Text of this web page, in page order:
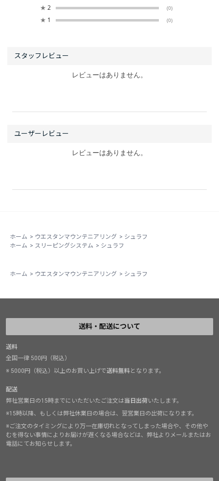
★ 2 (0)
★ 1 (0)
レビューはありません。
レビューはありません。
ホーム > ウエスタンマウンテニアリング > シュラフ
ホーム > スリーピングシステム > シュラフ
ホーム > ウエスタンマウンテニアリング > シュラフ
送料・配送について
送料
全国一律 500円（税込）
※ 5000円（税込）以上のお買い上げで送料無料となります。
配送
弊社営業日の15時までにいただいたご注文は当日出荷いたします。
※15時以降、もしくは弊社休業日の場合は、翌営業日の出荷になります。
※ご注文のタイミングにより万一在庫切れとなってしまった場合や、その他や
むを得ない事情によりお届けが遅くなる場合などは、弊社よりメールまたはお
電話にてお知らせします。